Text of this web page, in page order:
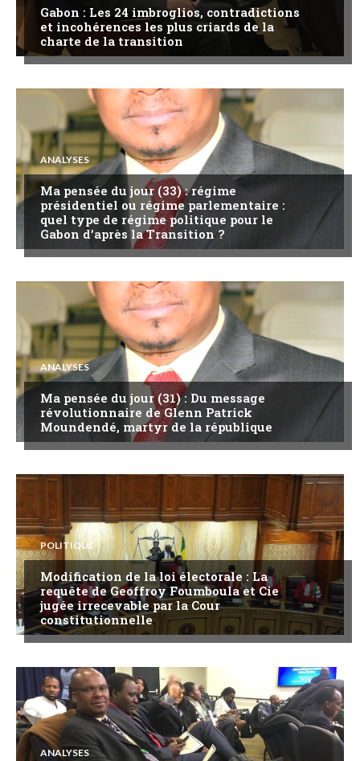
Gabon : Les 24 imbroglios, contradictions
et incohérences les plus criards de la
charte de la transition
ANALYSES
Ma pensée du jour (33) : régime
présidentiel ou régime parlementaire :
quel type de régime politique pour le
Gabon d’après la Transition ?
ANALYSES
Ma pensée du jour (31) : Du message
révolutionnaire de Glenn Patrick
Moundendé, martyr de la république
POLITIQUE
Modification de la loi électorale : La
requête de Geoffroy Foumboula et Cie
jugée irrecevable par la Cour
constitutionnelle
ANALYSES